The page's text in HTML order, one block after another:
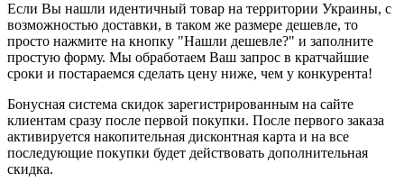
Если Вы нашли идентичный товар на территории Украины, с
возможностью доставки, в таком же размере дешевле, то
просто нажмите на кнопку "Нашли дешевле?" и заполните
простую форму. Мы обработаем Ваш запрос в кратчайшие
сроки и постараемся сделать цену ниже, чем у конкурента!
Бонусная система скидок зарегистрированным на сайте
клиентам сразу после первой покупки. После первого заказа
активируется накопительная дисконтная карта и на все
последующие покупки будет действовать дополнительная
скидка.